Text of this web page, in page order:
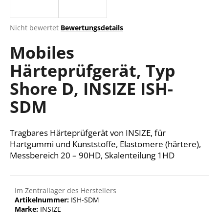
Die
Produktbewertung
ist
0,0
von
5
Sternen.
Nicht bewertet Bewertungsdetails
Mobiles
Härteprüfgerät, Typ
Shore D, INSIZE ISH-
SDM
Tragbares Härteprüfgerät von INSIZE, für
Hartgummi und Kunststoffe, Elastomere (härtere),
Messbereich 20 – 90HD, Skalenteilung 1HD
Im Zentrallager des Herstellers
Artikelnummer: ISH-SDM
Marke: INSIZE
W
i
r
e
p
f
e
l
e
n